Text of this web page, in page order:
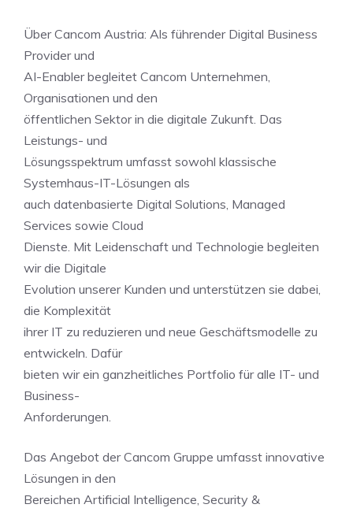
Über Cancom Austria: Als führender Digital Business
Provider und
AI-Enabler begleitet Cancom Unternehmen,
Organisationen und den
öffentlichen Sektor in die digitale Zukunft. Das
Leistungs- und
Lösungsspektrum umfasst sowohl klassische
Systemhaus-IT-Lösungen als
auch datenbasierte Digital Solutions, Managed
Services sowie Cloud
Dienste. Mit Leidenschaft und Technologie begleiten
wir die Digitale
Evolution unserer Kunden und unterstützen sie dabei,
die Komplexität
ihrer IT zu reduzieren und neue Geschäftsmodelle zu
entwickeln. Dafür
bieten wir ein ganzheitliches Portfolio für alle IT- und
Business-
Anforderungen.
Das Angebot der Cancom Gruppe umfasst innovative
Lösungen in den
Bereichen Artificial Intelligence, Security &